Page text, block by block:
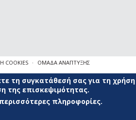
COOKIES ΟΜΑΔΑ ΑΝΑΠΤΥΞΗΣ
τη συγκατάθεσή σας για τη
της επισκεψιμότητας.
πληροφορίες.